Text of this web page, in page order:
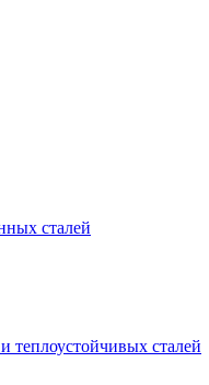
сталей
теплоустойчивых сталей